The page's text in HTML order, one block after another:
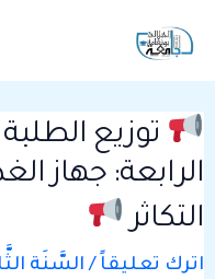
توزيع الطلبة
الرابعة: جهاز
التكاثر
اترك تعليقاً /السَّنَة
navigation